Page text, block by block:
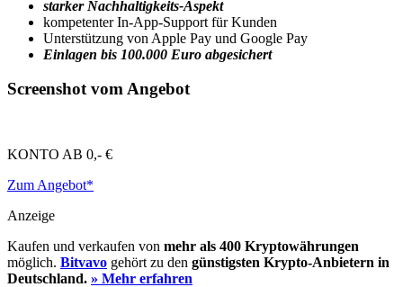
starker Nachhaltigkeits-Aspekt
kompetenter In-App-Support für Kunden
Unterstützung von Apple Pay und Google Pay
Einlagen bis 100.000 Euro abgesichert
Screenshot vom Angebot
KONTO AB 0,- €
Zum Angebot*
Anzeige
Kaufen und verkaufen von mehr als 400 Kryptowährungen
möglich. Bitvavo gehört zu den günstigsten Krypto-Anbietern in
Deutschland. » Mehr erfahren